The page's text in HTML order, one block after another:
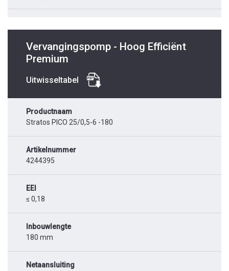
Vervangingspomp - Hoog Efficiënt
Premium
Uitwisseltabel
Productnaam
Stratos PICO 25/0,5-6 -180
Artikelnummer
4244395
EEI
≤ 0,18
Inbouwlengte
180 mm
Netaansluiting